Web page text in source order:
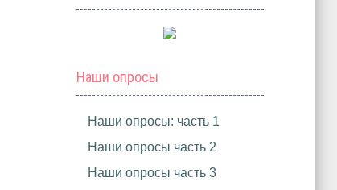
Наши опросы
Наши опросы: часть 1
Наши опросы часть 2
Наши опросы часть 3